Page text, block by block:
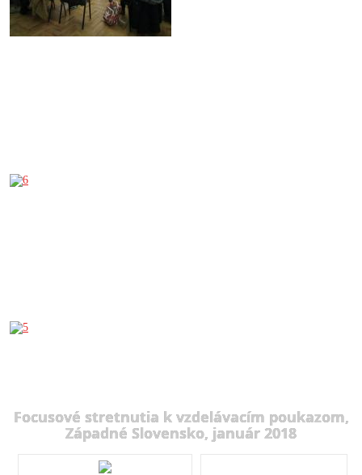
Focusové stretnutia k vzdelávacím poukazom,
Západné Slovensko, január 2018